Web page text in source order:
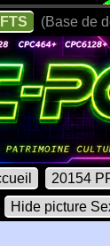
(Base de
20154
Hide picture